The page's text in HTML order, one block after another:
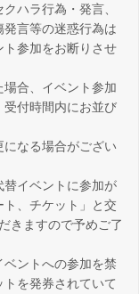
ハラ行為・発言、
言等の迷惑行為は
参加をお断りさせ
場合、イベント参加
付時間内にお並び
になる場合がござい
イベントに参加が
、チケット」と交
きますので予めご了
ベントへの参加を禁
を発券されていて